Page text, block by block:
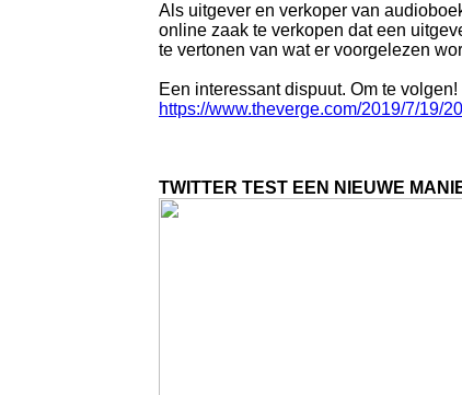
Als uitgever en verkoper van
online zaak te verkopen dat een
te vertonen van wat er voorgelezen
Een interessant dispuut. Om te volgen!
https://www.theverge.com/2019/7/19/
TWITTER TEST EEN NIEUWE